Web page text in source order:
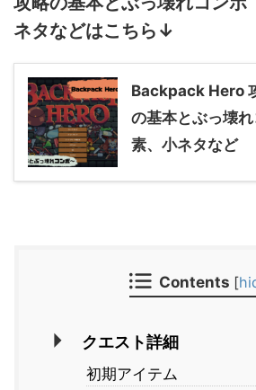
ネタなどはこちら↓
Backpack Hero
の基本とぶっ壊
素、小ネタなど
Contents [
クエスト詳細
初期アイテム